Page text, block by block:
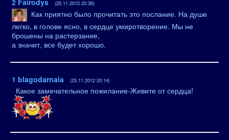
2 Fairodys (25.11.2012 22:36)
Как приятно было прочитать это послание. На душе
легко, в голове ясно, в сердце умиротворение. Мы не
брошены на растерзание,
а значит, все будет хорошо.
1 blagodarnaia (25.11.2012 20:14)
Какое замечательное пожилание-Живите от сердца!